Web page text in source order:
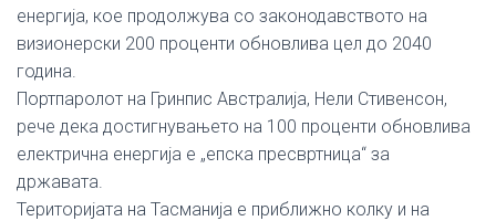
енергија, кое продолжува со законодавството на
визионерски 200 проценти обновлива цел до 2040
година.
Портпаролот на Гринпис Австралија, Нели Стивенсон,
рече дека достигнувањето на 100 проценти обновлива
електрична енергија е „епска пресвртница“ за
државата.
Територијата на Тасманија е приближно колку и на